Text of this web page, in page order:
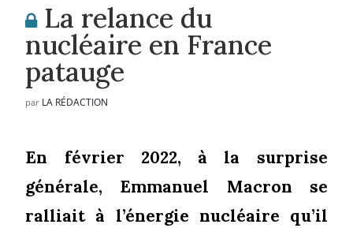
La relance du
nucléaire en France
patauge
par LA RÉDACTION
En février 2022, à la surprise
générale, Emmanuel Macron se
ralliait à l’énergie nucléaire qu’il